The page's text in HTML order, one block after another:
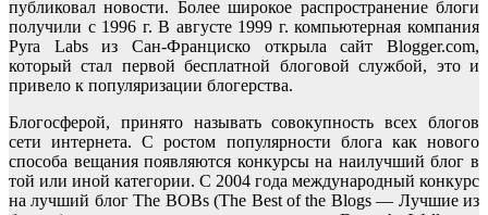
публиковал новости. Более широкое распространение блоги
получили с 1996 г. В августе 1999 г. компьютерная компания
Pyra Labs из Сан-Франциско открыла сайт Blogger.com,
который стал первой бесплатной блоговой службой, это и
привело к популяризации блогерства.
Блогосферой, принято называть совокупность всех блогов
сети интернета. С ростом популярности блога как нового
способа вещания появляются конкурсы на наилучший блог в
той или иной категории. С 2004 года международный конкурс
на лучший блог The BOBs (The Best of the Blogs — Лучшие из